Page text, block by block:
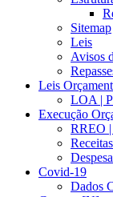
Sitemap
Leis
Avisos
Leis
LOA |
Execução
RREO
Receitas
Covid-19
Dados